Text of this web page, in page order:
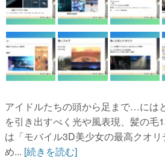
アイドルたちの頭から足まで…には
を引き出すべく光や風表現、髪の毛
は「モバイル3D美少女の最高クオ
め... [続きを読む]